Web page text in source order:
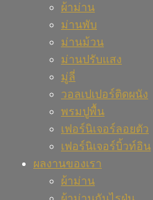
ผ้าม่าน
ม่านพับ
ม่านม้วน
ม่านปรับแสง
มู่ลี่
วอลเปเปอร์ติดผนัง
พรมปูพื้น
เฟอร์นิเจอร์ลอยตัว
เฟอร์นิเจอร์บิ้วท์อิน
ผลงานของเรา
ผ้าม่าน